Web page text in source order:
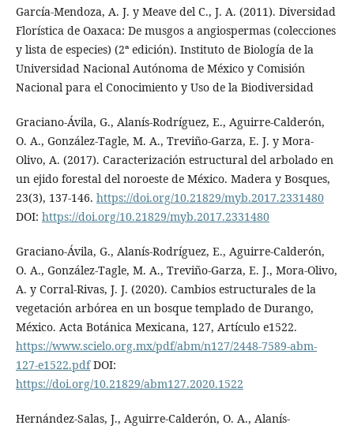
García-Mendoza, A. J. y Meave del C., J. A. (2011). Diversidad
Florística de Oaxaca: De musgos a angiospermas (colecciones
y lista de especies) (2ª edición). Instituto de Biología de la
Universidad Nacional Autónoma de México y Comisión
Nacional para el Conocimiento y Uso de la Biodiversidad
Graciano-Ávila, G., Alanís-Rodríguez, E., Aguirre-Calderón,
O. A., González-Tagle, M. A., Treviño-Garza, E. J. y Mora-
Olivo, A. (2017). Caracterización estructural del arbolado en
un ejido forestal del noroeste de México. Madera y Bosques,
23(3), 137-146. https://doi.org/10.21829/myb.2017.2331480
DOI: https://doi.org/10.21829/myb.2017.2331480
Graciano-Ávila, G., Alanís-Rodríguez, E., Aguirre-Calderón,
O. A., González-Tagle, M. A., Treviño-Garza, E. J., Mora-Olivo,
A. y Corral-Rivas, J. J. (2020). Cambios estructurales de la
vegetación arbórea en un bosque templado de Durango,
México. Acta Botánica Mexicana, 127, Artículo e1522.
https://www.scielo.org.mx/pdf/abm/n127/2448-7589-abm-
127-e1522.pdfDOI:
https://doi.org/10.21829/abm127.2020.1522
Hernández-Salas, J., Aguirre-Calderón, O. A., Alanís-